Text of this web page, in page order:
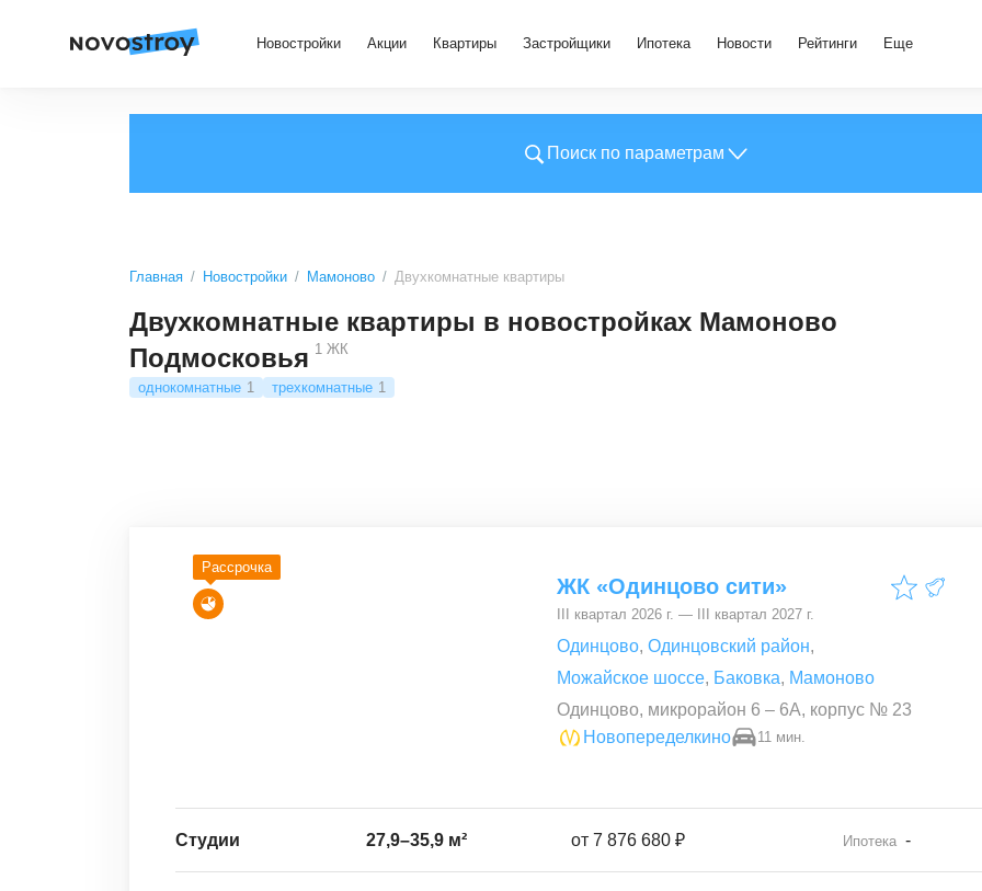
Новостройки Акции Квартиры Застройщики Ипотека Новости Рейтинги Еще
Поиск по параметрам
Главная Новостройки Мамоново Двухкомнатные квартиры
Двухкомнатные квартиры в новостройках Мамоново
Подмосковья 1 ЖК
однокомнатные 1 трехкомнатные 1
Рассрочка
ЖК «Одинцово сити»
III квартал 2026 г. — III квартал 2027 г.
Одинцово, Одинцовский район,
Можайское шоссе, Баковка, Мамоново
Одинцово, микрорайон 6 – 6А, корпус № 23
Новопеределкино
11 мин.
Студии 27,9–35,9 м² от 7 876 680 ₽ Ипотека -